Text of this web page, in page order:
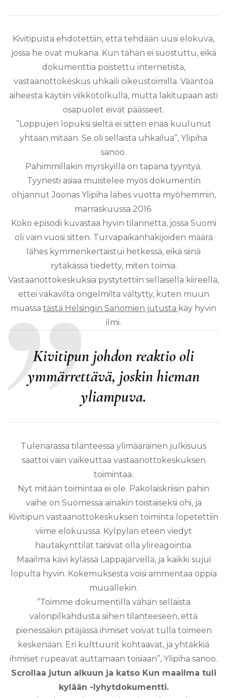
Kivitipusta ehdotettiin, että tehdään uusi elokuva,
jossa he ovat mukana. Kun tähän ei suostuttu, eikä
dokumenttia poistettu internetistä,
vastaanottokeskus uhkaili oikeustoimilla. Vääntöä
aiheesta käytiin viikkotolkulla, mutta lakitupaan asti
osapuolet eivät päässeet.
”Loppujen lopuksi sieltä ei sitten enää kuulunut
yhtään mitään. Se oli sellaista uhkailua”, Ylipiha
sanoo.
Pahimmillakin myrskyillä on tapana tyyntyä.
Tyynesti asiaa muistelee myös dokumentin
ohjannut Joonas Ylipiha lähes vuotta myöhemmin,
marraskuussa 2016.
Koko episodi kuvastaa hyvin tilannetta, jossa Suomi
oli vain vuosi sitten. Turvapaikanhakijoiden määrä
lähes kymmenkertaistui hetkessä, eikä siinä
rytäkässä tiedetty, miten toimia.
Vastaanottokeskuksia pystytettiin sellaisella kiireellä,
ettei vakavilta ongelmilta vältytty, kuten muun
muassa tästä Helsingin Sanomien jutusta käy hyvin
ilmi.
Kivitipun johdon reaktio oli
ymmärrettävä, joskin hieman
yliampuva.
Tulenarassa tilanteessa ylimääräinen julkisuus
saattoi vain vaikeuttaa vastaanottokeskuksen
toimintaa.
Nyt mitään toimintaa ei ole. Pakolaiskriisin pahin
vaihe on Suomessa ainakin toistaiseksi ohi, ja
Kivitipun vastaanottokeskuksen toiminta lopetettiin
viime elokuussa. Kylpylän eteen viedyt
hautakynttilät taisivat olla ylireagointia.
Maailma kävi kylässä Lappajärvellä, ja kaikki sujui
lopulta hyvin. Kokemuksesta voisi ammentaa oppia
muuallekin.
”Toimme dokumentilla vähän sellaista
valonpilkahdusta siihen tilanteeseen, että
pienessäkin pitäjässä ihmiset voivat tulla toimeen
keskenään. Eri kulttuurit kohtaavat, ja yhtäkkiä
ihmiset rupeavat auttamaan toisiaan”, Ylipiha sanoo.
Scrollaa jutun alkuun ja katso Kun maailma tuli
kylään -lyhytdokumentti.